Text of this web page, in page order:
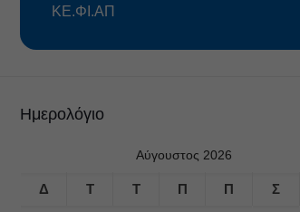
ΚΕ.ΦΙ.ΑΠ
Ημερολόγιο
Αύγουστος 2026
Δ Τ Τ Π Π Σ